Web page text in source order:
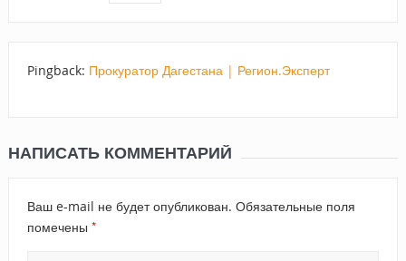
Pingback: Прокуратор Дагестана | Регион.Эксперт
НАПИСАТЬ КОММЕНТАРИЙ
Ваш e-mail не будет опубликован. Обязательные поля
помечены *